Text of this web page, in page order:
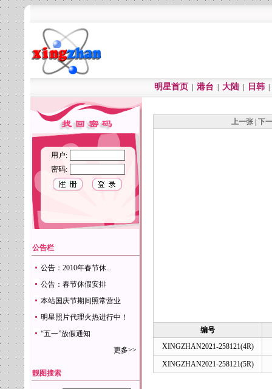
明星首页 港台 大陆 日韩
用户:
密码:
公告栏
公告：2010年春节休...
公告：春节休假安排
本站国庆节期间照常营业
明星照片代理火热进行中！
“五一”放假通知
更多>>
靓图搜索
上一张 下
编号
XINGZHAN2021-258121(4R)
XINGZHAN2021-258121(5R)